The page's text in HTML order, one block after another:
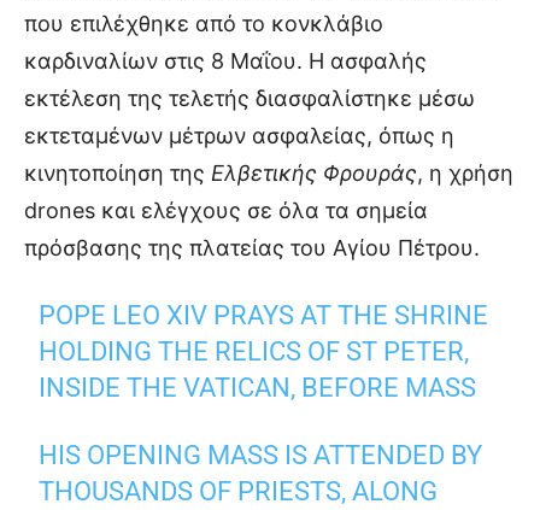
που επιλέχθηκε από το κονκλάβιο
καρδιναλίων στις 8 Μαΐου. Η ασφαλής
εκτέλεση της τελετής διασφαλίστηκε μέσω
εκτεταμένων μέτρων ασφαλείας, όπως η
κινητοποίηση της Ελβετικής Φρουράς, η χρήση
drones και ελέγχους σε όλα τα σημεία
πρόσβασης της πλατείας του Αγίου Πέτρου.
POPE LEO XIV PRAYS AT THE SHRINE
HOLDING THE RELICS OF ST PETER,
INSIDE THE VATICAN, BEFORE MASS
HIS OPENING MASS IS ATTENDED BY
THOUSANDS OF PRIESTS, ALONG